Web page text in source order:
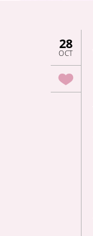
28
OCT